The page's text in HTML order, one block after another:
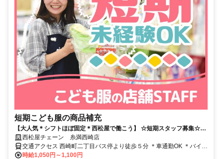
短期こども服の商品補充
【大人気＊シフトほぼ固定＊西松屋で働こう】 ☆短期スタッフ募集☆西
松屋チェーン 糸満西崎店
西松屋チェーン 糸満西崎店
交通アクセス 西崎町二丁目バス停より徒歩５分 ＊車通勤OK ＊バイク
通勤OK ＊自転車通勤OK
時給1,050円～1,100円